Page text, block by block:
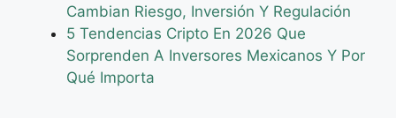
Cambian Riesgo, Inversión Y Regulación
5 Tendencias Cripto En 2026 Que
Sorprenden A Inversores Mexicanos Y Por
Qué Importa